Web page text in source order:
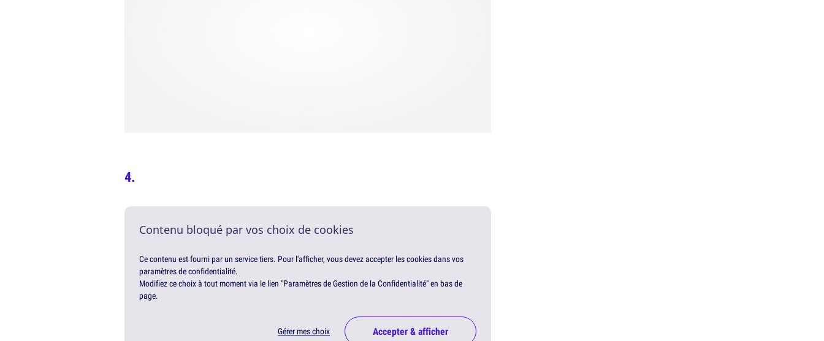
Contenu bloqué par vos choix de cookies
Ce contenu est fourni par un service tiers. Pour l'afficher, vous devez accepter les cookies dans vos
paramètres de confidentialité.
Modifiez ce choix à tout moment via le lien "Paramètres de Gestion de la Confidentialité" en bas de
page.
Gérer mes choix Accepter & afficher